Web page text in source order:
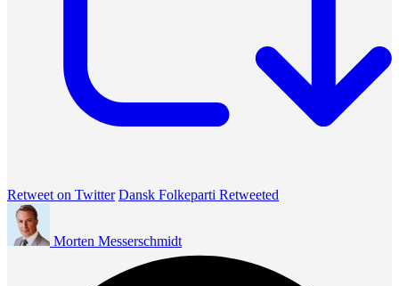
Retweet on Twitter Dansk Folkeparti Retweeted
Morten Messerschmidt